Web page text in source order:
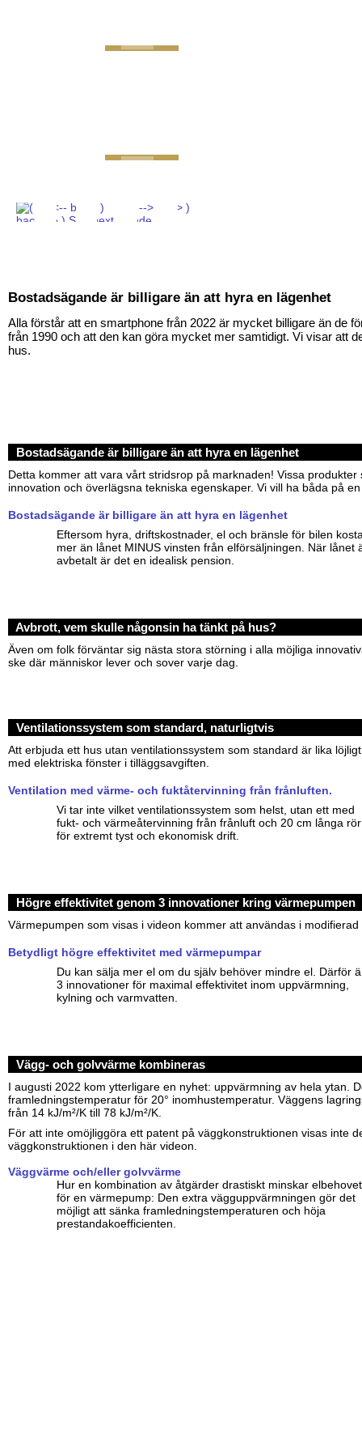
Bostadsägande är billigare än att hyra en lägenhet
Alla förstår att en smartphone från 2022 är mycket billigare än de
från 1990 och att den kan göra mycket mer samtidigt. Vi visar att
hus.
Bostadsägande är billigare än att hyra en lägenhet
Detta kommer att vara vårt stridsrop på marknaden! Vissa produkter
innovation och överlägsna tekniska egenskaper. Vi vill ha båda på
Bostadsägande är billigare än att hyra en lägenhet
Eftersom hyra, driftskostnader, el och bränsle för bilen
mer än lånet MINUS vinsten från elförsäljningen. När lånet
avbetalt är det en idealisk pension.
Avbrott, vem skulle någonsin ha tänkt på hus?
Även om folk förväntar sig nästa stora störning i alla möjliga
ske där människor lever och sover varje dag.
Ventilationssystem som standard, naturligtvis
Att erbjuda ett hus utan ventilationssystem som standard är lika
med elektriska fönster i tilläggsavgiften.
Ventilation med värme- och fuktåtervinning från frånluften.
Vi tar inte vilket ventilationssystem som helst, utan ett med
fukt- och värmeåtervinning från frånluft och 20 cm långa rör
för extremt tyst och ekonomisk drift.
Högre effektivitet genom 3 innovationer kring värmepumpen
Värmepumpen som visas i videon kommer att användas i
Betydligt högre effektivitet med värmepumpar
Du kan sälja mer el om du själv behöver mindre el. Därför
3 innovationer för maximal effektivitet inom uppvärmning,
kylning och varmvatten.
Vägg- och golvvärme kombineras
I augusti 2022 kom ytterligare en nyhet: uppvärmning av hela ytan.
framledningstemperatur för 20° inomhustemperatur. Väggens
från 14 kJ/m²/K till 78 kJ/m²/K.
För att inte omöjliggöra ett patent på väggkonstruktionen visas inte
väggkonstruktionen i den här videon.
Väggvärme och/eller golvvärme
Hur en kombination av åtgärder drastiskt minskar elbehovet
för en värmepump: Den extra vägguppvärmningen gör det
möjligt att sänka framledningstemperaturen och höja
prestandakoefficienten.